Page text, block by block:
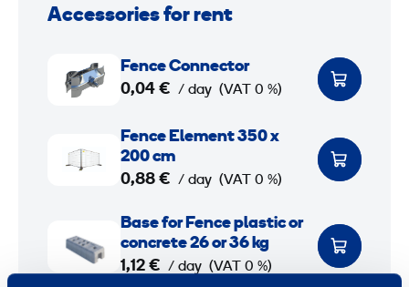
Accessories for rent
e
Fence Connector
0,04 € / day (VAT 0 %)
l
Fence Element 350 x
200 cm
0,88 € / day (VAT 0 %)
Base for Fence plastic or
concrete 26 or 36 kg
1,12 € / day (VAT 0 %)